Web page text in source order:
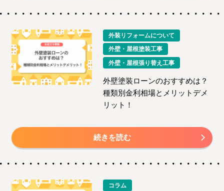
外装リフォームについて
外壁・屋根塗装工事
外壁・屋根張り替え工事
外壁塗装ローンのおすすめは？
種類別金利相場とメリットデメ
リット！
続きを読む
コラム